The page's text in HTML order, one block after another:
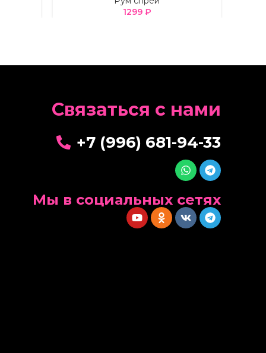
1299 ₽
Cвязаться с нами
+7 (996) 681-94-33
Мы в социальных сетях